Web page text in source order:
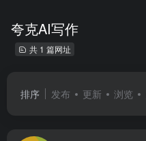
夸克AI写作
共 1 篇网址
排序 发布 更新 浏览